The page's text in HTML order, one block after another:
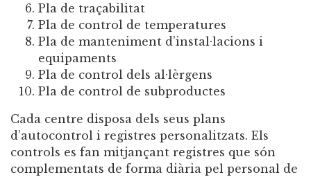
Pla de traçabilitat
Pla de control de temperatures
Pla de manteniment d’instal·lacions i
equipaments
Pla de control dels al·lèrgens
Pla de control de subproductes
Cada centre disposa dels seus plans
d’autocontrol i registres personalitzats. Els
controls es fan mitjançant registres que són
complementats de forma diària pel personal de